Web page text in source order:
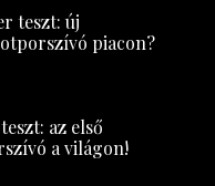
teszt: új
piacon?
az első
a világon!